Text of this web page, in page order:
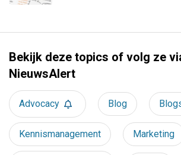
Bekijk deze topics of volg ze
NieuwsAlert
Advocacy Blog
Kennismanagement Marketing